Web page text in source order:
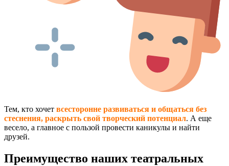
Тем, кто хочет всесторонне развиваться и общаться без
стеснения, раскрыть свой творческий потенциал. А еще
весело, а главное с пользой провести каникулы и найти
друзей.
Преимущество наших театральных